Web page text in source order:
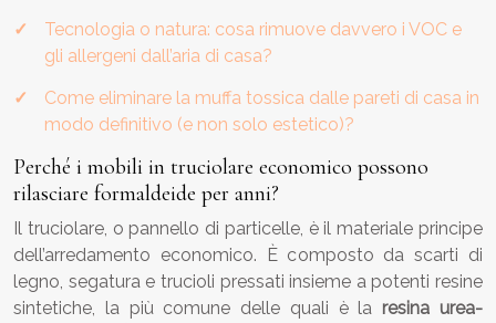
Tecnologia o natura: cosa rimuove davvero i VOC e
gli allergeni dall’aria di casa?
Come eliminare la muffa tossica dalle pareti di casa in
modo definitivo (e non solo estetico)?
Perché i mobili in truciolare economico possono
rilasciare formaldeide per anni?
Il truciolare, o pannello di particelle, è il materiale principe
dell’arredamento economico. È composto da scarti di
legno, segatura e trucioli pressati insieme a potenti resine
sintetiche, la più comune delle quali è la resina urea-